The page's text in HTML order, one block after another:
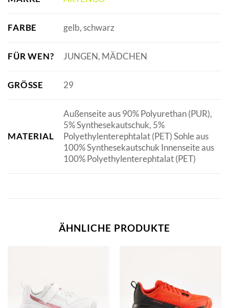
FARBE gelb, schwarz
FÜR WEN? JUNGEN, MÄDCHEN
GRÖSSE 29
MATERIAL
Außenseite aus 90% Polyurethan (PUR),
5% Synthesekautschuk, 5%
Polyethylenterephtalat (PET) Sohle aus
100% Synthesekautschuk Innenseite aus
100% Polyethylenterephtalat (PET)
ÄHNLICHE PRODUKTE